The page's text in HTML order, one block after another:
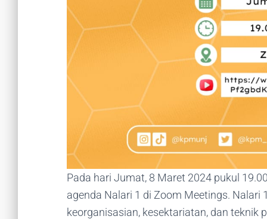
Pada hari Jumat, 8 Maret 2024 pukul
agenda Nalari 1 di Zoom Meetings.
keorganisasian, kesektariatan, dan teknik